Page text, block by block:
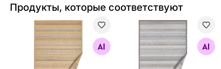
Продукты, которые соответствуют
Narma smartWeave® ковер Ridala gold 70x140 см
Найдите похожие
Narma smartWeave®
Найдите похожие